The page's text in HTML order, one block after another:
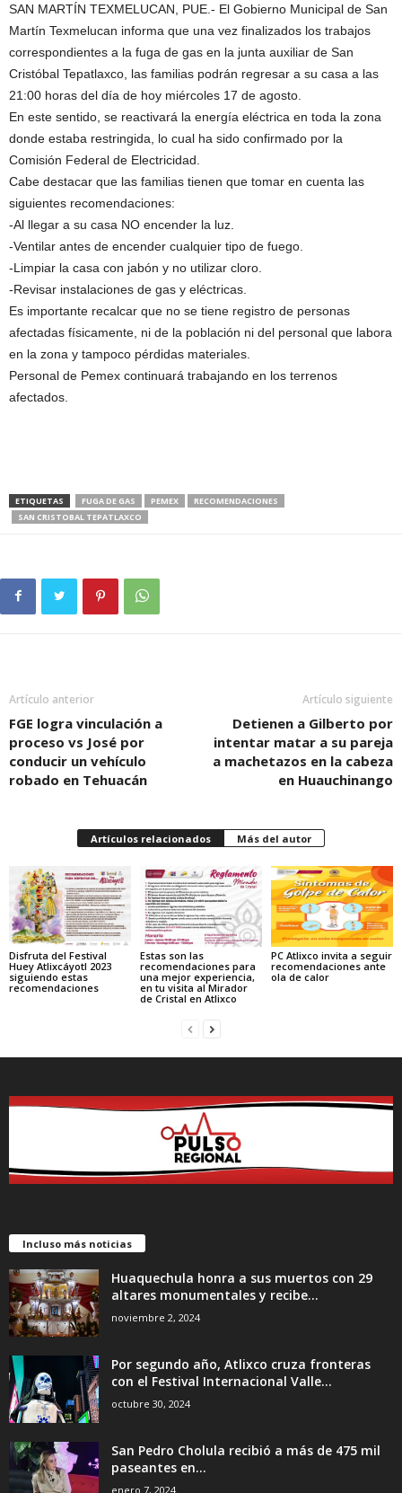
SAN MARTÍN TEXMELUCAN, PUE.- El Gobierno Municipal de San
Martín Texmelucan informa que una vez finalizados los trabajos
correspondientes a la fuga de gas en la junta auxiliar de San
Cristóbal Tepatlaxco, las familias podrán regresar a su casa a las
21:00 horas del día de hoy miércoles 17 de agosto.
En este sentido, se reactivará la energía eléctrica en toda la zona
donde estaba restringida, lo cual ha sido confirmado por la
Comisión Federal de Electricidad.
Cabe destacar que las familias tienen que tomar en cuenta las
siguientes recomendaciones:
-Al llegar a su casa NO encender la luz.
-Ventilar antes de encender cualquier tipo de fuego.
-Limpiar la casa con jabón y no utilizar cloro.
-Revisar instalaciones de gas y eléctricas.
Es importante recalcar que no se tiene registro de personas
afectadas físicamente, ni de la población ni del personal que labora
en la zona y tampoco pérdidas materiales.
Personal de Pemex continuará trabajando en los terrenos
afectados.
ETIQUETAS FUGA DE GAS PEMEX
RECOMENDACIONES
SAN CRISTOBAL TEPATLAXCO
Artículo anterior
FGE logra vinculación a
proceso vs José por
conducir un vehículo
robado en Tehuacán
Artículo siguiente
Detienen a Gilberto por
intentar matar a su pareja
a machetazos en la cabeza
en Huauchinango
Artículos relacionados Más del autor
Disfruta del Festival
Huey Atlixcáyotl 2023
siguiendo estas
recomendaciones
Estas son las
recomendaciones para
una mejor experiencia,
en tu visita al Mirador
de Cristal en Atlixco
PC Atlixco invita a seguir
recomendaciones ante
ola de calor
Incluso más noticias
Huaquechula honra a sus muertos con 29
altares monumentales y recibe...
noviembre 2, 2024
Por segundo año, Atlixco cruza fronteras
con el Festival Internacional Valle...
octubre 30, 2024
San Pedro Cholula recibió a más de 475 mil
paseantes en...
enero 7, 2024